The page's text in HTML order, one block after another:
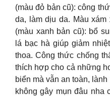
(màu đỏ bản cũ): công
da, làm dịu da. Màu
(màu xanh bản cũ): bổ
lá bạc hà giúp giảm
thoa. Công thức chống
thích hợp cho cả những
biển mà vẫn an toàn,
không gây mụn đâu nha